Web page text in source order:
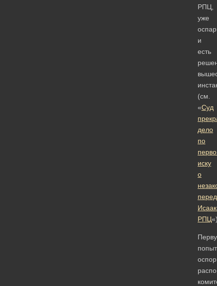
РПЦ,
уже
и
есть
(см.
«Суд
дело
по
иску
о
РПЦ